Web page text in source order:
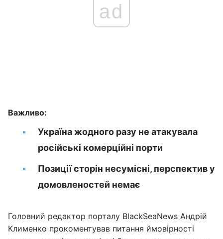
ad
Важливо:
Україна жодного разу не атакувала
російські комерційні порти
Позиції сторін несумісні, перспектив у
домовленостей немає
Головний редактор порталу BlackSeaNews Андрій
Клименко прокоментував питання ймовірності